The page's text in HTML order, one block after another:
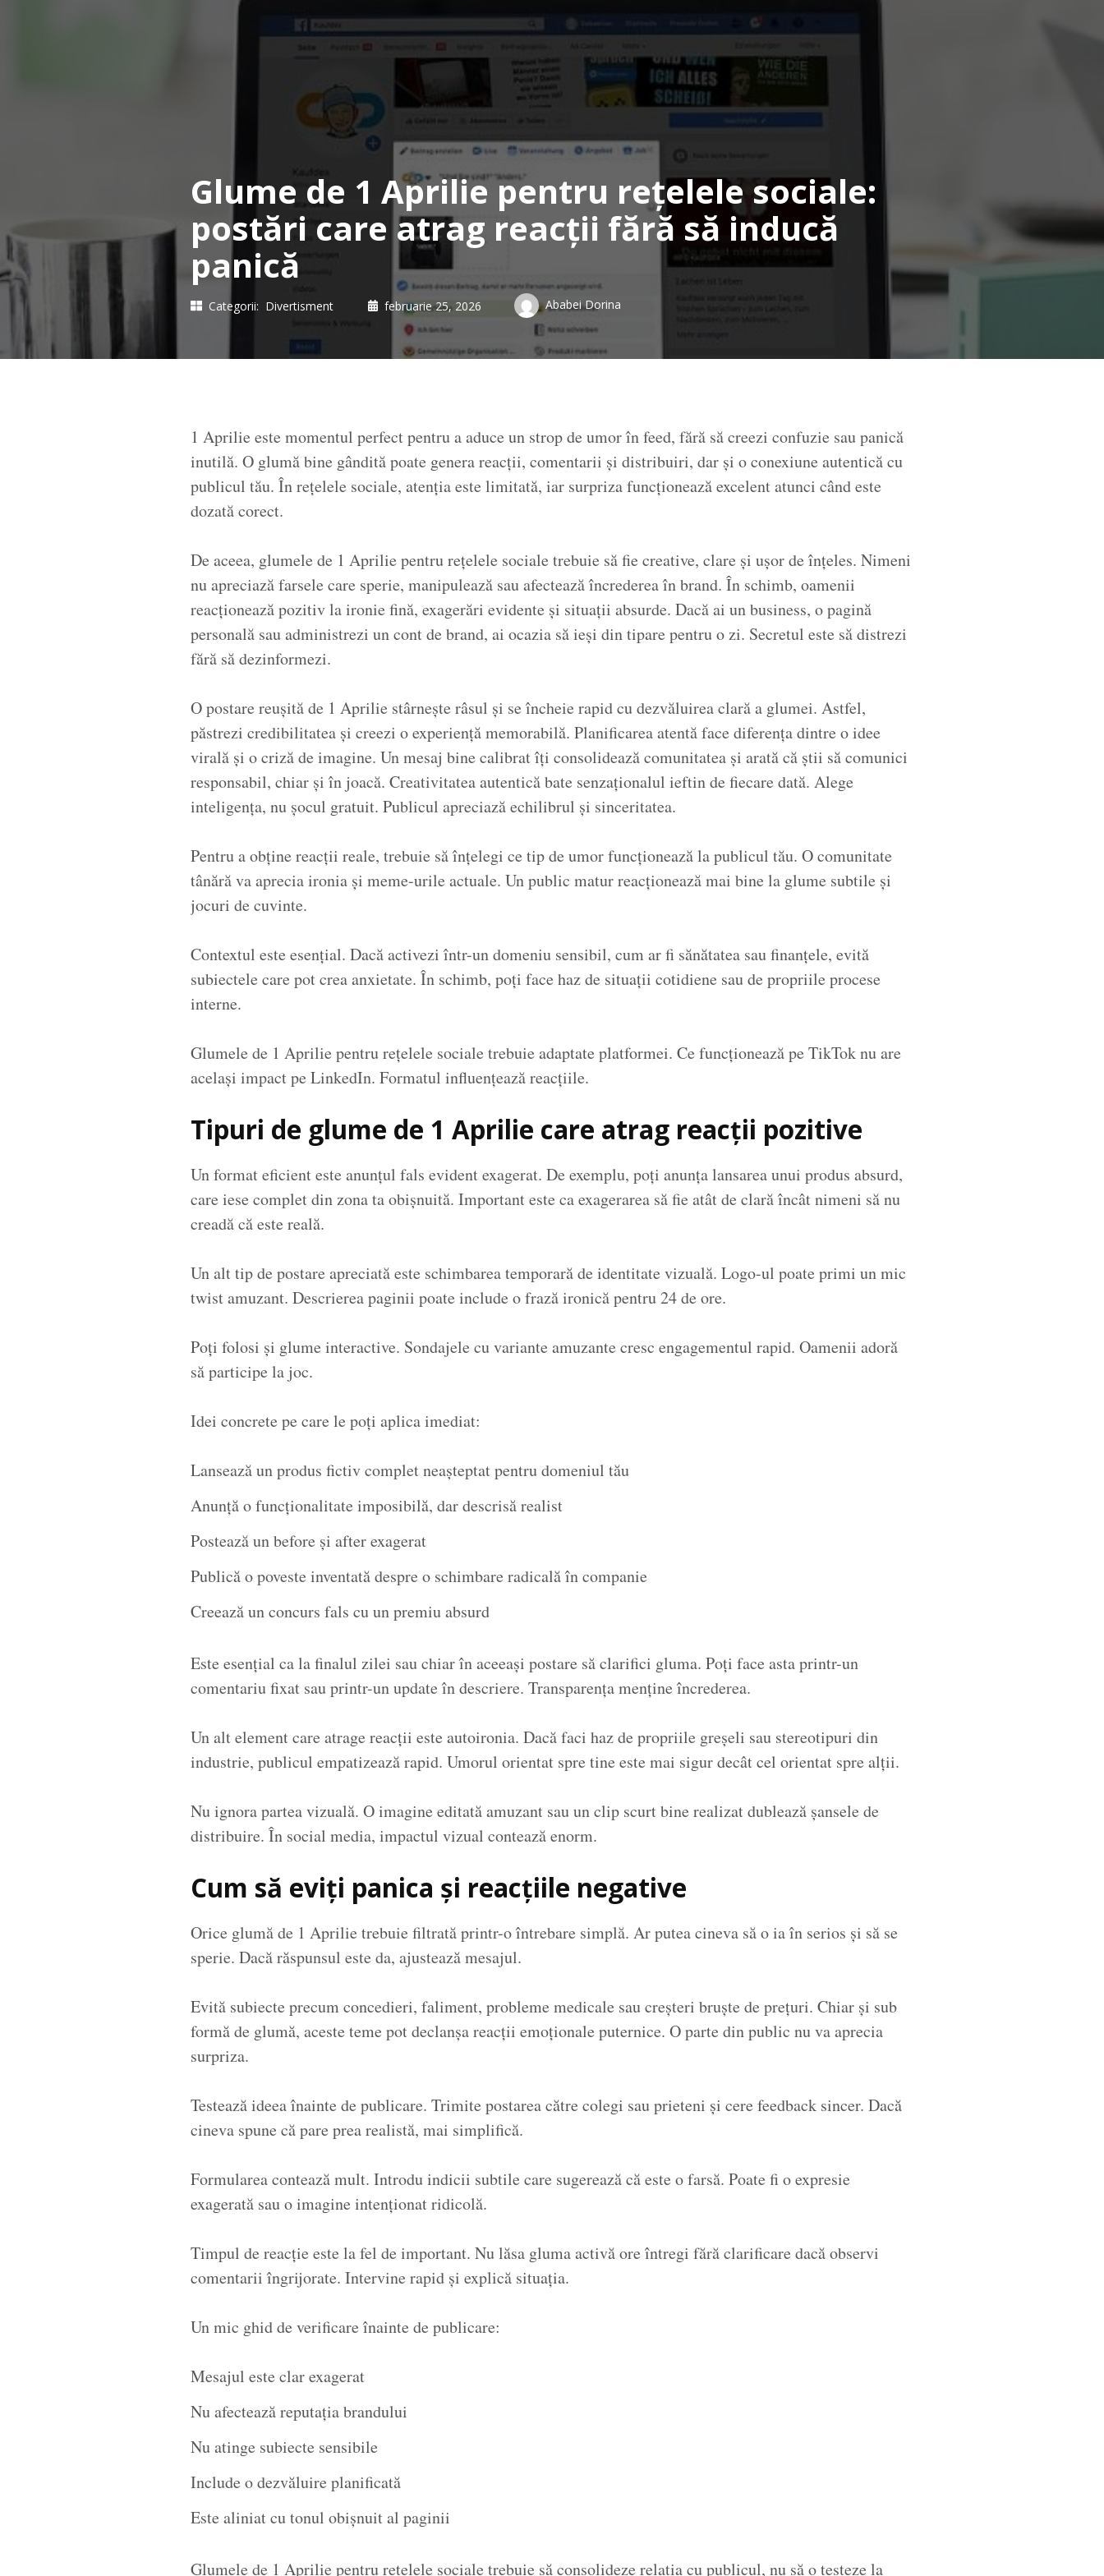
Glume de 1 Aprilie pentru rețelele sociale:
postări care atrag reacții fără să inducă
panică
Categorii: Divertisment februarie 25, 2026 Ababei Dorina
1 Aprilie este momentul perfect pentru a aduce un strop de umor în feed, fără să creezi confuzie sau panică
inutilă. O glumă bine gândită poate genera reacții, comentarii și distribuiri, dar și o conexiune autentică cu
publicul tău. În rețelele sociale, atenția este limitată, iar surpriza funcționează excelent atunci când este
dozată corect.
De aceea, glumele de 1 Aprilie pentru rețelele sociale trebuie să fie creative, clare și ușor de înțeles. Nimeni
nu apreciază farsele care sperie, manipulează sau afectează încrederea în brand. În schimb, oamenii
reacționează pozitiv la ironie fină, exagerări evidente și situații absurde. Dacă ai un business, o pagină
personală sau administrezi un cont de brand, ai ocazia să ieși din tipare pentru o zi. Secretul este să distrezi
fără să dezinformezi.
O postare reușită de 1 Aprilie stârnește râsul și se încheie rapid cu dezvăluirea clară a glumei. Astfel,
păstrezi credibilitatea și creezi o experiență memorabilă. Planificarea atentă face diferența dintre o idee
virală și o criză de imagine. Un mesaj bine calibrat îți consolidează comunitatea și arată că știi să comunici
responsabil, chiar și în joacă. Creativitatea autentică bate senzaționalul ieftin de fiecare dată. Alege
inteligența, nu șocul gratuit. Publicul apreciază echilibrul și sinceritatea.
Pentru a obține reacții reale, trebuie să înțelegi ce tip de umor funcționează la publicul tău. O comunitate
tânără va aprecia ironia și meme-urile actuale. Un public matur reacționează mai bine la glume subtile și
jocuri de cuvinte.
Contextul este esențial. Dacă activezi într-un domeniu sensibil, cum ar fi sănătatea sau finanțele, evită
subiectele care pot crea anxietate. În schimb, poți face haz de situații cotidiene sau de propriile procese
interne.
Glumele de 1 Aprilie pentru rețelele sociale trebuie adaptate platformei. Ce funcționează pe TikTok nu are
același impact pe LinkedIn. Formatul influențează reacțiile.
Tipuri de glume de 1 Aprilie care atrag reacții pozitive
Un format eficient este anunțul fals evident exagerat. De exemplu, poți anunța lansarea unui produs absurd,
care iese complet din zona ta obișnuită. Important este ca exagerarea să fie atât de clară încât nimeni să nu
creadă că este reală.
Un alt tip de postare apreciată este schimbarea temporară de identitate vizuală. Logo-ul poate primi un mic
twist amuzant. Descrierea paginii poate include o frază ironică pentru 24 de ore.
Poți folosi și glume interactive. Sondajele cu variante amuzante cresc engagementul rapid. Oamenii adoră
să participe la joc.
Idei concrete pe care le poți aplica imediat:
Lansează un produs fictiv complet neașteptat pentru domeniul tău
Anunță o funcționalitate imposibilă, dar descrisă realist
Postează un before și after exagerat
Publică o poveste inventată despre o schimbare radicală în companie
Creează un concurs fals cu un premiu absurd
Este esențial ca la finalul zilei sau chiar în aceeași postare să clarifici gluma. Poți face asta printr-un
comentariu fixat sau printr-un update în descriere. Transparența menține încrederea.
Un alt element care atrage reacții este autoironia. Dacă faci haz de propriile greșeli sau stereotipuri din
industrie, publicul empatizează rapid. Umorul orientat spre tine este mai sigur decât cel orientat spre alții.
Nu ignora partea vizuală. O imagine editată amuzant sau un clip scurt bine realizat dublează șansele de
distribuire. În social media, impactul vizual contează enorm.
Cum să eviți panica și reacțiile negative
Orice glumă de 1 Aprilie trebuie filtrată printr-o întrebare simplă. Ar putea cineva să o ia în serios și să se
sperie. Dacă răspunsul este da, ajustează mesajul.
Evită subiecte precum concedieri, faliment, probleme medicale sau creșteri bruște de prețuri. Chiar și sub
formă de glumă, aceste teme pot declanșa reacții emoționale puternice. O parte din public nu va aprecia
surpriza.
Testează ideea înainte de publicare. Trimite postarea către colegi sau prieteni și cere feedback sincer. Dacă
cineva spune că pare prea realistă, mai simplifică.
Formularea contează mult. Introdu indicii subtile care sugerează că este o farsă. Poate fi o expresie
exagerată sau o imagine intenționat ridicolă.
Timpul de reacție este la fel de important. Nu lăsa gluma activă ore întregi fără clarificare dacă observi
comentarii îngrijorate. Intervine rapid și explică situația.
Un mic ghid de verificare înainte de publicare:
Mesajul este clar exagerat
Nu afectează reputația brandului
Nu atinge subiecte sensibile
Include o dezvăluire planificată
Este aliniat cu tonul obișnuit al paginii
Glumele de 1 Aprilie pentru rețelele sociale trebuie să consolideze relația cu publicul, nu să o testeze la